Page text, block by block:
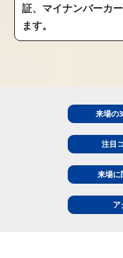
証、マイナンバーカ
ます。
来場の
注目
来場